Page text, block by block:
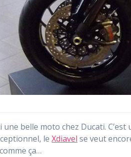
une belle moto chez Ducati.
leXdiavel se veut
ça…